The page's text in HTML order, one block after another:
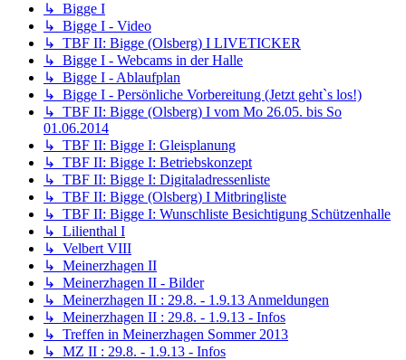
↳ Bigge I
↳ Bigge I - Video
↳ TBF II: Bigge (Olsberg) I LIVETICKER
↳ Bigge I - Webcams in der Halle
↳ Bigge I - Ablaufplan
↳ Bigge I - Persönliche Vorbereitung (Jetzt geht`s los!)
↳ TBF II: Bigge (Olsberg) I vom Mo 26.05. bis So
01.06.2014
↳ TBF II: Bigge I: Gleisplanung
↳ TBF II: Bigge I: Betriebskonzept
↳ TBF II: Bigge I: Digitaladressenliste
↳ TBF II: Bigge (Olsberg) I Mitbringliste
↳ TBF II: Bigge I: Wunschliste Besichtigung Schützenhalle
↳ Lilienthal I
↳ Velbert VIII
↳ Meinerzhagen II
↳ Meinerzhagen II - Bilder
↳ Meinerzhagen II : 29.8. - 1.9.13 Anmeldungen
↳ Meinerzhagen II : 29.8. - 1.9.13 - Infos
↳ Treffen in Meinerzhagen Sommer 2013
↳ MZ II : 29.8. - 1.9.13 - Infos